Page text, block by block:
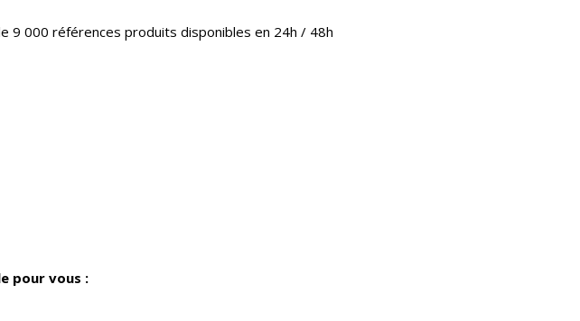
9 000 références produits disponibles en 24h / 48h
pour vous :